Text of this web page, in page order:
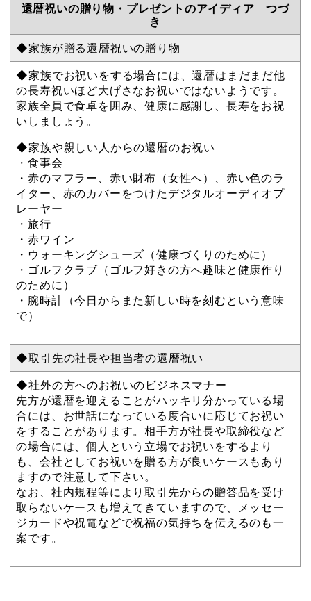
還暦祝いの贈り物・プレゼントのアイディア つづ
き
◆家族が贈る還暦祝いの贈り物
◆家族でお祝いをする場合には、還暦はまだまだ他
の長寿祝いほど大げさなお祝いではないようです。
家族全員で食卓を囲み、健康に感謝し、長寿をお祝
いしましょう。
◆家族や親しい人からの還暦のお祝い
・食事会
・赤のマフラー、赤い財布（女性へ）、赤い色のラ
イター、赤のカバーをつけたデジタルオーディオプ
レーヤー
・旅行
・赤ワイン
・ウォーキングシューズ（健康づくりのために）
・ゴルフクラブ（ゴルフ好きの方へ趣味と健康作り
のために）
・腕時計（今日からまた新しい時を刻むという意味
で）
◆取引先の社長や担当者の還暦祝い
◆社外の方へのお祝いのビジネスマナー
先方が還暦を迎えることがハッキリ分かっている場
合には、お世話になっている度合いに応じてお祝い
をすることがあります。相手方が社長や取締役など
の場合には、個人という立場でお祝いをするより
も、会社としてお祝いを贈る方が良いケースもあり
ますので注意して下さい。
なお、社内規程等により取引先からの贈答品を受け
取らないケースも増えてきていますので、メッセー
ジカードや祝電などで祝福の気持ちを伝えるのも一
案です。